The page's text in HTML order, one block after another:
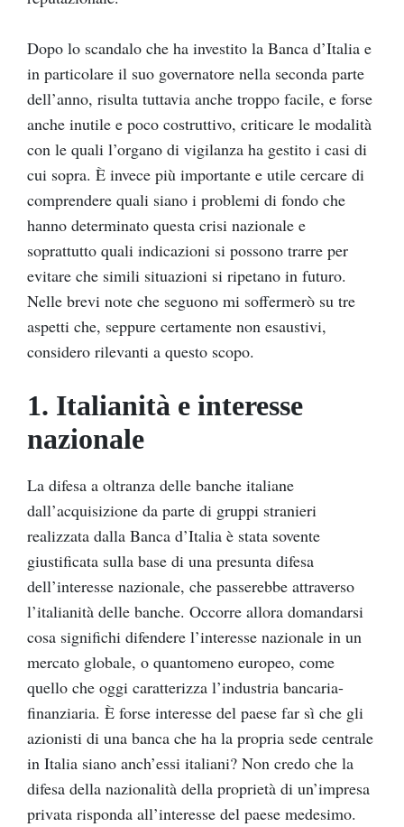
Dopo lo scandalo che ha investito la Banca d’Italia e
in particolare il suo governatore nella seconda parte
dell’anno, risulta tuttavia anche troppo facile, e forse
anche inutile e poco costruttivo, criticare le modalità
con le quali l’organo di vigilanza ha gestito i casi di
cui sopra. È invece più importante e utile cercare di
comprendere quali siano i problemi di fondo che
hanno determinato questa crisi nazionale e
soprattutto quali indicazioni si possono trarre per
evitare che simili situazioni si ripetano in futuro.
Nelle brevi note che seguono mi soffermerò su tre
aspetti che, seppure certamente non esaustivi,
considero rilevanti a questo scopo.
1. Italianità e interesse
nazionale
La difesa a oltranza delle banche italiane
dall’acquisizione da parte di gruppi stranieri
realizzata dalla Banca d’Italia è stata sovente
giustificata sulla base di una presunta difesa
dell’interesse nazionale, che passerebbe attraverso
l’italianità delle banche. Occorre allora domandarsi
cosa significhi difendere l’interesse nazionale in un
mercato globale, o quantomeno europeo, come
quello che oggi caratterizza l’industria bancaria-
finanziaria. È forse interesse del paese far sì che gli
azionisti di una banca che ha la propria sede centrale
in Italia siano anch’essi italiani? Non credo che la
difesa della nazionalità della proprietà di un’impresa
privata risponda all’interesse del paese medesimo.